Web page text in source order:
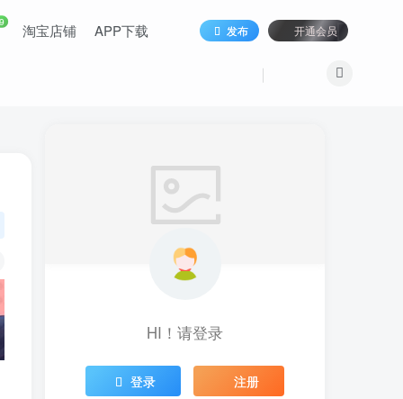
淘宝店铺 APP下载 发布 开通会员
HI！请登录
登录 注册